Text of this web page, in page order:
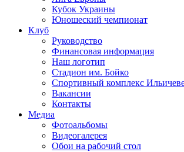
Кубок Украины
Юношеский чемпионат
Клуб
Руководство
Финансовая информация
Наш логотип
Стадион им. Бойко
Спортивный комплекс
Вакансии
Контакты
Медиа
Фотоальбомы
Видеогалерея
Обои на рабочий стол